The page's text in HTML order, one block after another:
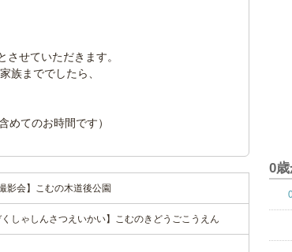
せていただきます。
族まででしたら、
めてのお時間です）
影会】こむの木道後公園
しゃしんさつえいかい】こむのきどうごこうえん
0